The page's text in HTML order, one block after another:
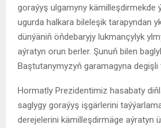
goraýyş ulgamyny kämilleşdirmekde
ugurda halkara bileleşik tarapyndan
dünýäniň öňdebaryjy lukmançylyk
aýratyn orun berler. Şunuň bilen
Baştutanymyzyň garamagyna degişli
Hormatly Prezidentimiz hasabaty
saglygy goraýyş işgärlerini
derejelerini kämilleşdirmäge aýratyn